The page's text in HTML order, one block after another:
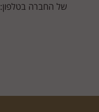
של החברה בטלפון: